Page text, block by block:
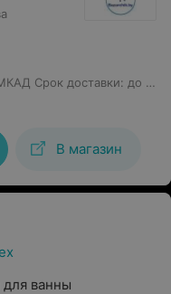
Срок доставки: до 1 дн
В магазин
для ванны